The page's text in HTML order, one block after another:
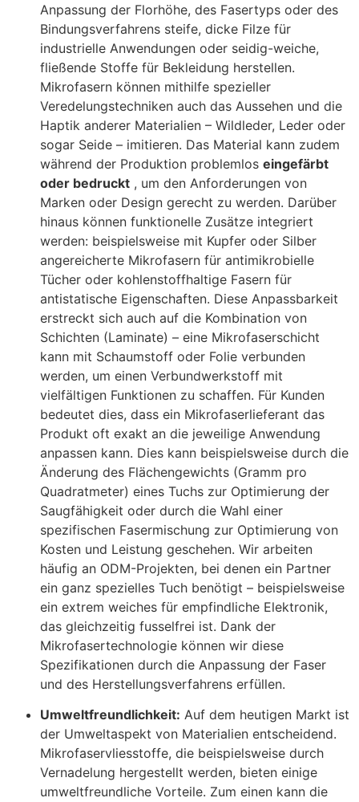
Anpassung der Florhöhe, des Fasertyps oder des
Bindungsverfahrens steife, dicke Filze für
industrielle Anwendungen oder seidig-weiche,
fließende Stoffe für Bekleidung herstellen.
Mikrofasern können mithilfe spezieller
Veredelungstechniken auch das Aussehen und die
Haptik anderer Materialien – Wildleder, Leder oder
sogar Seide – imitieren. Das Material kann zudem
während der Produktion problemlos eingefärbt
oder bedruckt , um den Anforderungen von
Marken oder Design gerecht zu werden. Darüber
hinaus können funktionelle Zusätze integriert
werden: beispielsweise mit Kupfer oder Silber
angereicherte Mikrofasern für antimikrobielle
Tücher oder kohlenstoffhaltige Fasern für
antistatische Eigenschaften. Diese Anpassbarkeit
erstreckt sich auch auf die Kombination von
Schichten (Laminate) – eine Mikrofaserschicht
kann mit Schaumstoff oder Folie verbunden
werden, um einen Verbundwerkstoff mit
vielfältigen Funktionen zu schaffen. Für Kunden
bedeutet dies, dass ein Mikrofaserlieferant das
Produkt oft exakt an die jeweilige Anwendung
anpassen kann. Dies kann beispielsweise durch die
Änderung des Flächengewichts (Gramm pro
Quadratmeter) eines Tuchs zur Optimierung der
Saugfähigkeit oder durch die Wahl einer
spezifischen Fasermischung zur Optimierung von
Kosten und Leistung geschehen. Wir arbeiten
häufig an ODM-Projekten, bei denen ein Partner
ein ganz spezielles Tuch benötigt – beispielsweise
ein extrem weiches für empfindliche Elektronik,
das gleichzeitig fusselfrei ist. Dank der
Mikrofasertechnologie können wir diese
Spezifikationen durch die Anpassung der Faser
und des Herstellungsverfahrens erfüllen.
Umweltfreundlichkeit: Auf dem heutigen Markt ist
der Umweltaspekt von Materialien entscheidend.
Mikrofaservliesstoffe, die beispielsweise durch
Vernadelung hergestellt werden, bieten einige
umweltfreundliche Vorteile. Zum einen kann die